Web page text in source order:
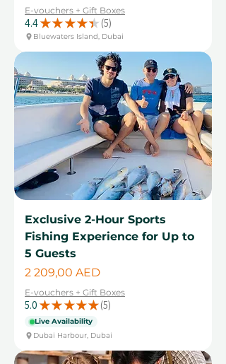
E-vouchers + Gift Boxes
4.4★ ★ ★ ★ ★ 5
5
Bluewaters Island, Dubai
Exclusive 2-Hour Sports
Fishing Experience for Up to
5 Guests
Цена
2 209,00 AED
E-vouchers + Gift Boxes
5.0 ★ ★ ★ ★ ★ 5
5
Live Availability
Dubai Harbour, Dubai